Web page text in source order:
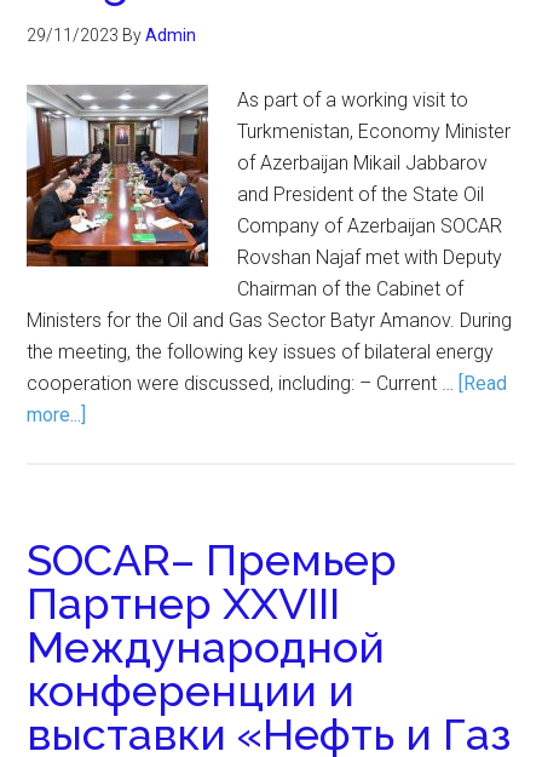
29/11/2023 ByAdmin
As part of a working visit to
Turkmenistan, Economy Minister
of Azerbaijan Mikail Jabbarov
and President of the State Oil
Company of Azerbaijan SOCAR
Rovshan Najaf met with Deputy
Chairman of the Cabinet of
Ministers for the Oil and Gas Sector Batyr Amanov. During
the meeting, the following key issues of bilateral energy
cooperation were discussed, including: – Current … [Read
more...]
SOCAR– Премьер
Партнер XXVIII
Международной
конференции и
выставки «Нефть и Газ